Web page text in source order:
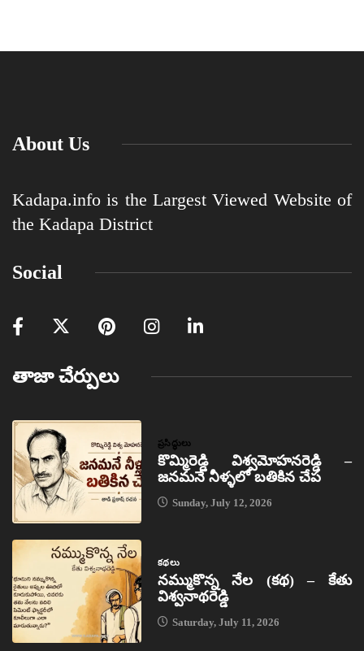
About Us
Kadapa.info is the Largest Viewed Website of
the Kadapa District
Social
తాజా చేర్పులు
ప్రసిద్ధులు
కొమ్మిరెడ్డి విశ్వమోహనరెడ్డి –
జనమనే నీళ్ళలో బతికిన చేప
Sunday, July 12, 2026
కథలు
నమ్ముకొన్న నేల (కథ) – కేతు
విశ్వనాథరెడ్డి
Saturday, July 11, 2026